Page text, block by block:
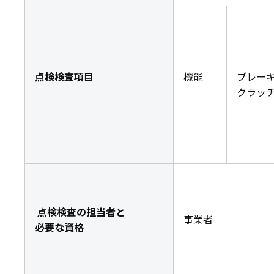
点検検査項目 機能
ブレー
クラッ
点検検査の担当者と
必要な資格
事業者